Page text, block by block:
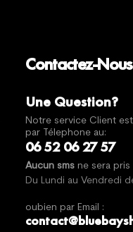
Contactez-Nous
Une Question?
Notre service Client
par Télephone au:
06 52 06 27 57
Aucun sms ne sera
Du Lundi au Vendredi
oubien par Email :